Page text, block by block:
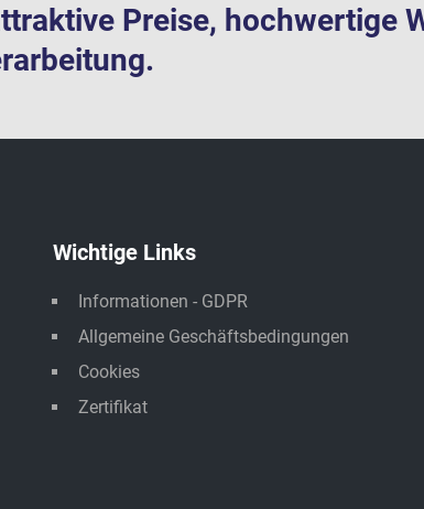
Preise, hochwertige
Wichtige Links
Informationen - GDPR
Allgemeine Geschäftsbedingungen
Cookies
Zertifikat